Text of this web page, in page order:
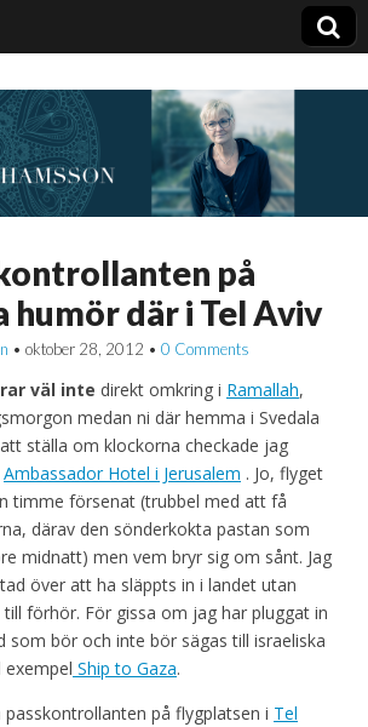
på
där i Tel Aviv
• oktober 28, 2012 • 0 Comments
väl inte direkt omkring i Ramallah,
medan ni där hemma i Svedala
ställa om klockorna checkade jag
Ambassador Hotel i Jerusalem . Jo, flyget
timme försenat (trubbel med att få
därav den sönderkokta pastan som
midnatt) men vem bryr sig om sånt. Jag
över att ha släppts in i landet utan
förhör. För gissa om jag har pluggat in
som bör och inte bör sägas till israeliska
Ship to Gaza.
passkontrollanten på flygplatsen i Tel